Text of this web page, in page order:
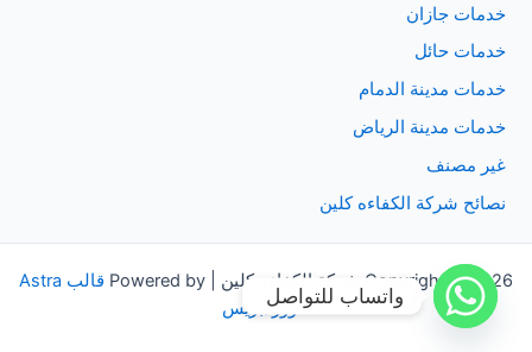
خدمات جازان
خدمات حائل
خدمات مدينة الدمام
خدمات مدينة الرياض
غير مصنف
نصائح شركة الكفاءه كلين
Copyright © 2026 شركة الكفاءه كلين | Powered by
قالب Astra
للووردبريس
واتساب للتواصل